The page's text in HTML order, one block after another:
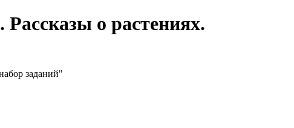
о растениях.
заданий"